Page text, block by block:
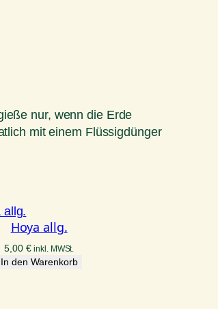
nur, wenn die Erde
mit einem Flüssigdünger
Hoya allg.
5,00 € inkl. MWSt.
In den Warenkorb